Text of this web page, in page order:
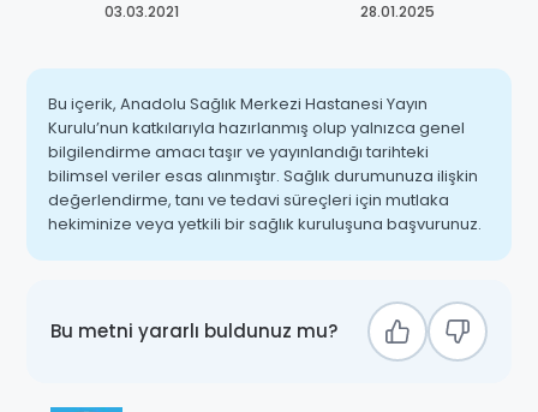
03.03.2021
28.01.2025
Bu içerik, Anadolu Sağlık Merkezi Hastanesi Yayın
Kurulu’nun katkılarıyla hazırlanmış olup yalnızca genel
bilgilendirme amacı taşır ve yayınlandığı tarihteki
bilimsel veriler esas alınmıştır. Sağlık durumunuza ilişkin
değerlendirme, tanı ve tedavi süreçleri için mutlaka
hekiminize veya yetkili bir sağlık kuruluşuna başvurunuz.
Bu metni yararlı buldunuz mu?